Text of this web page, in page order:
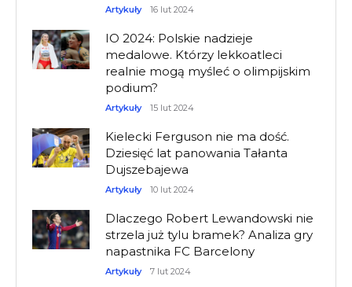
Artykuły 16 lut 2024
IO 2024: Polskie nadzieje
medalowe. Którzy lekkoatleci
realnie mogą myśleć o olimpijskim
podium?
Artykuły 15 lut 2024
Kielecki Ferguson nie ma dość.
Dziesięć lat panowania Tałanta
Dujszebajewa
Artykuły 10 lut 2024
Dlaczego Robert Lewandowski nie
strzela już tylu bramek? Analiza gry
napastnika FC Barcelony
Artykuły 7 lut 2024